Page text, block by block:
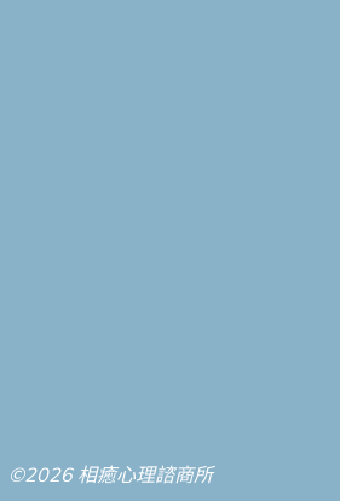
©2026 相癒心理諮商所